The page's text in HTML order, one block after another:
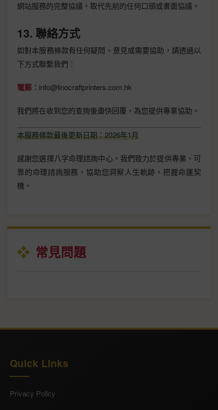
網站服務的完整協議，取代先前的任何口頭或書面協議。
13. 聯絡方式
如對本服務條款有任何疑問、意見或需要協助，請透過以
下方式聯繫我們：
電郵： info@linocraftprinters.com.hk
我們將在收到您的查詢後盡快回覆，為您提供專業協助。
本服務條款最後更新日期：2026年1月
感謝您選擇八字命理諮詢中心。我們致力於提供專業、可
靠的命理諮詢服務，協助您洞察人生軌跡，把握命運契
機。
常見問題
Quick Links
Privacy Policy